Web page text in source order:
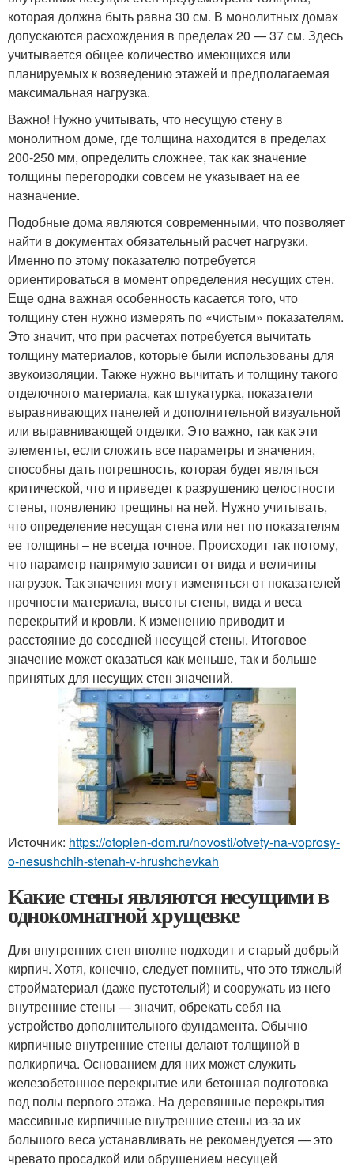
которая должна быть равна 30 см. В монолитных домах
допускаются расхождения в пределах 20 — 37 см. Здесь
учитывается общее количество имеющихся или
планируемых к возведению этажей и предполагаемая
максимальная нагрузка.
Важно! Нужно учитывать, что несущую стену в
монолитном доме, где толщина находится в пределах
200-250 мм, определить сложнее, так как значение
толщины перегородки совсем не указывает на ее
назначение.
Подобные дома являются современными, что позволяет
найти в документах обязательный расчет нагрузки.
Именно по этому показателю потребуется
ориентироваться в момент определения несущих стен.
Еще одна важная особенность касается того, что
толщину стен нужно измерять по «чистым» показателям.
Это значит, что при расчетах потребуется вычитать
толщину материалов, которые были использованы для
звукоизоляции. Также нужно вычитать и толщину такого
отделочного материала, как штукатурка, показатели
выравнивающих панелей и дополнительной визуальной
или выравнивающей отделки. Это важно, так как эти
элементы, если сложить все параметры и значения,
способны дать погрешность, которая будет являться
критической, что и приведет к разрушению целостности
стены, появлению трещины на ней. Нужно учитывать,
что определение несущая стена или нет по показателям
ее толщины – не всегда точное. Происходит так потому,
что параметр напрямую зависит от вида и величины
нагрузок. Так значения могут изменяться от показателей
прочности материала, высоты стены, вида и веса
перекрытий и кровли. К изменению приводит и
расстояние до соседней несущей стены. Итоговое
значение может оказаться как меньше, так и больше
принятых для несущих стен значений.
Источник: https://otoplen-dom.ru/novosti/otvety-na-voprosy-
o-nesushchih-stenah-v-hrushchevkah
Какие стены являются несущими в
однокомнатной хрущевке
Для внутренних стен вполне подходит и старый добрый
кирпич. Хотя, конечно, следует помнить, что это тяжелый
стройматериал (даже пустотелый) и сооружать из него
внутренние стены — значит, обрекать себя на
устройство дополнительного фундамента. Обычно
кирпичные внутренние стены делают толщиной в
полкирпича. Основанием для них может служить
железобетонное перекрытие или бетонная подготовка
под полы первого этажа. На деревянные перекрытия
массивные кирпичные внутренние стены из-за их
большого веса устанавливать не рекомендуется — это
чревато просадкой или обрушением несущей